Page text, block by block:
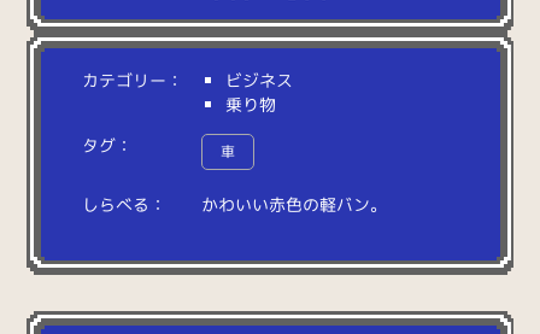
カテゴリー：
ビジネス
乗り物
タグ：
車
しらべる： かわいい赤色の軽バン。